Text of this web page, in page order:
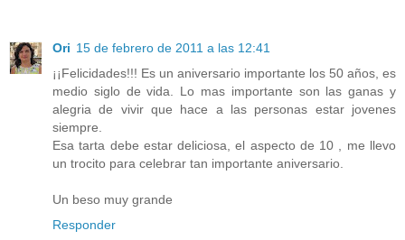
Ori 15 de febrero de 2011 a las 12:41
¡¡Felicidades!!! Es un aniversario importante los 50 años, es
medio siglo de vida. Lo mas importante son las ganas y
alegria de vivir que hace a las personas estar jovenes
siempre.
Esa tarta debe estar deliciosa, el aspecto de 10 , me llevo
un trocito para celebrar tan importante aniversario.
Un beso muy grande
Responder